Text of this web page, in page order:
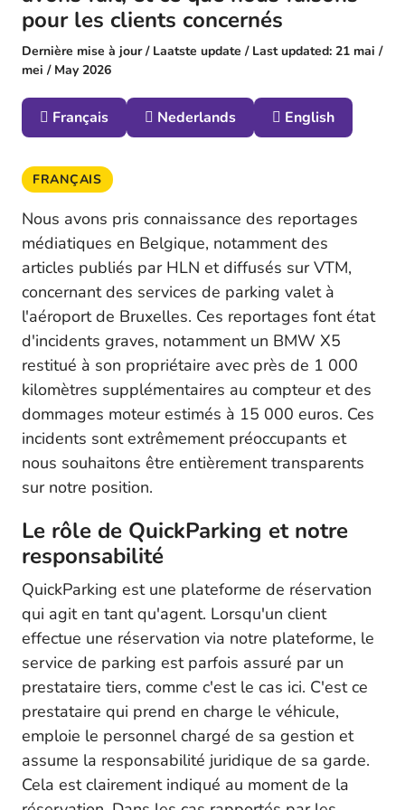
pour les clients concernés
Dernière mise à jour / Laatste update / Last updated: 21 mai /
mei / May 2026
Français Nederlands English
FRANÇAIS
Nous avons pris connaissance des reportages
médiatiques en Belgique, notamment des
articles publiés par HLN et diffusés sur VTM,
concernant des services de parking valet à
l'aéroport de Bruxelles. Ces reportages font état
d'incidents graves, notamment un BMW X5
restitué à son propriétaire avec près de 1 000
kilomètres supplémentaires au compteur et des
dommages moteur estimés à 15 000 euros. Ces
incidents sont extrêmement préoccupants et
nous souhaitons être entièrement transparents
sur notre position.
Le rôle de QuickParking et notre
responsabilité
QuickParking est une plateforme de réservation
qui agit en tant qu'agent. Lorsqu'un client
effectue une réservation via notre plateforme, le
service de parking est parfois assuré par un
prestataire tiers, comme c'est le cas ici. C'est ce
prestataire qui prend en charge le véhicule,
emploie le personnel chargé de sa gestion et
assume la responsabilité juridique de sa garde.
Cela est clairement indiqué au moment de la